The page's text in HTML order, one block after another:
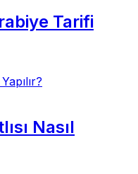
Tarifi
Nasıl